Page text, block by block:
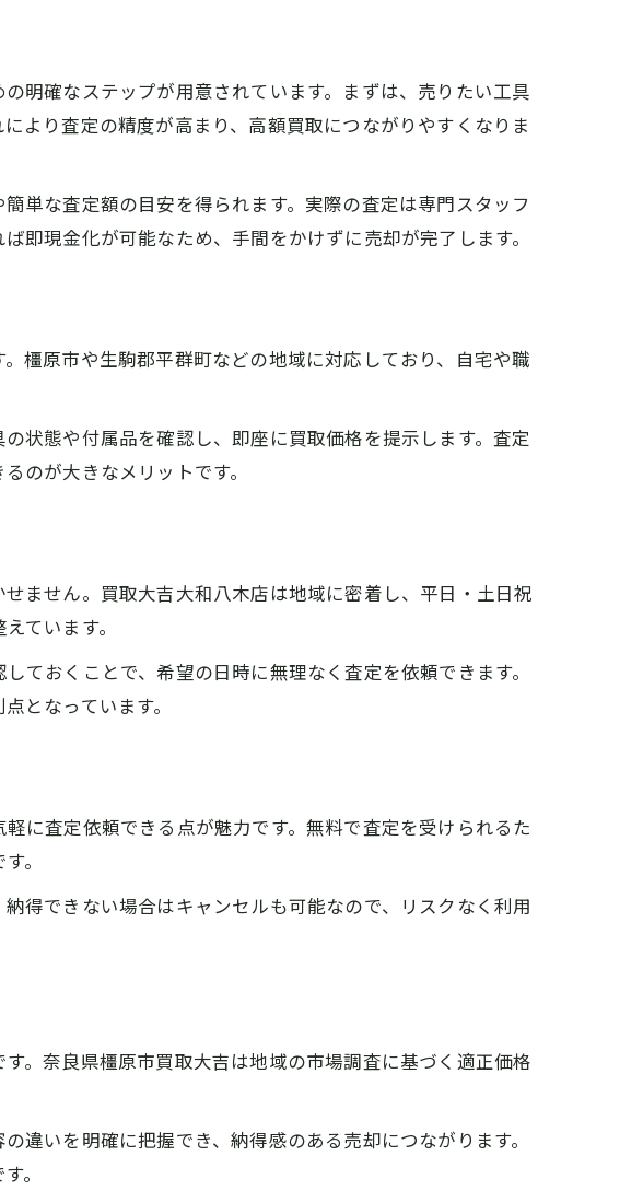
明確なステップが用意されています。まずは、売りたい工具
より査定の精度が高まり、高額買取につながりやすくなりま
単な査定額の目安を得られます。実際の査定は専門スタッフ
即現金化が可能なため、手間をかけずに売却が完了します。
橿原市や生駒郡平群町などの地域に対応しており、自宅や職
状態や付属品を確認し、即座に買取価格を提示します。査定
のが大きなメリットです。
ません。買取大吉大和八木店は地域に密着し、平日・土日祝
ています。
ておくことで、希望の日時に無理なく査定を依頼できます。
となっています。
に査定依頼できる点が魅力です。無料で査定を受けられるた
。
得できない場合はキャンセルも可能なので、リスクなく利用
。奈良県橿原市買取大吉は地域の市場調査に基づく適正価格
いを明確に把握でき、納得感のある売却につながります。
。